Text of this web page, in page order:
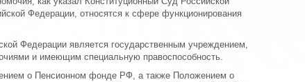
Федерации, относятся к сфере функционирования
Федерации является государственным учреждением,
и имеющим специальную правоспособность.
о Пенсионном фонде РФ, а также Положением о